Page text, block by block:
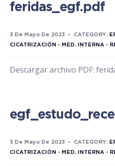
feridas_egf.pdf
3 De Mayo De 2023 • CATEGORY:
CICATRIZACIÓN • MED. INTERNA •
Descargar archivo PDF:
3 De Mayo De 2023 • CATEGORY:
CICATRIZACIÓN • MED. INTERNA •